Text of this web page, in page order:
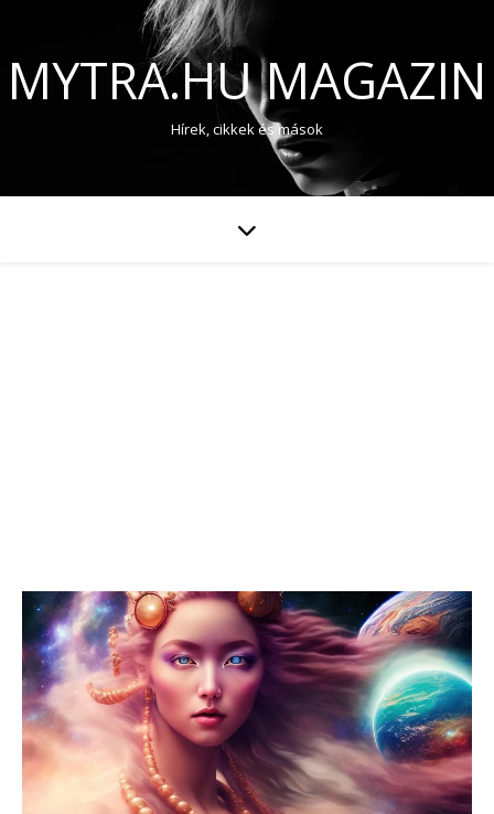
MYTRA.HU MAGAZIN
Hírek, cikkek és mások